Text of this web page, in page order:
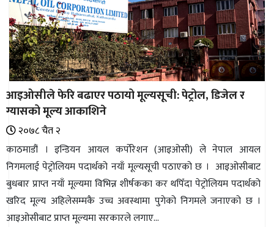
आइओसीले फेरि बढाएर पठायो मूल्यसूची: पेट्रोल, डिजेल र
ग्यासको मूल्य आकाशिने
२०७८ चैत २
काठमाडौं । इन्डियन आयल कर्पोरेशन (आइओसी) ले नेपाल आयल
निगमलाई पेट्रोलियम पदार्थको नयाँ मूल्यसूची पठाएको छ । आइओसीबाट
बुधबार प्राप्त नयाँ मूल्यमा विभिन्न शीर्षकका कर थपिँदा पेट्रोलियम पदार्थको
खरिद मूल्य अहिलेसम्मकै उच्च अवस्थामा पुगेको निगमले जनाएको छ ।
आइओसीबाट प्राप्त मूल्यमा सरकारले लगाए...